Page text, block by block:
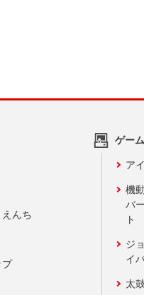
んち
プ
ゲー
ア
機
バ
ト
ジ
イ
太